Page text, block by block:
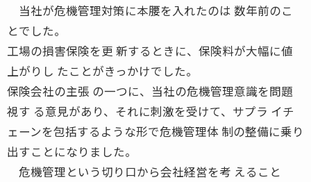
当社が危機管理対策に本腰を入れたのは 数年前のこ
とでした。
工場の損害保険を更 新するときに、保険料が大幅に値
上がりし たことがきっかけでした。
保険会社の主張 の一つに、当社の危機管理意識を問題
視す る意見があり、それに刺激を受けて、サプラ イチ
ェーンを包括するような形で危機管理体 制の整備に乗り
出すことになりました。
危機管理という切り口から会社経営を考 えること